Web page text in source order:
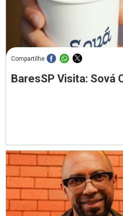
Compartilhe
BaresSP Visita: Sová